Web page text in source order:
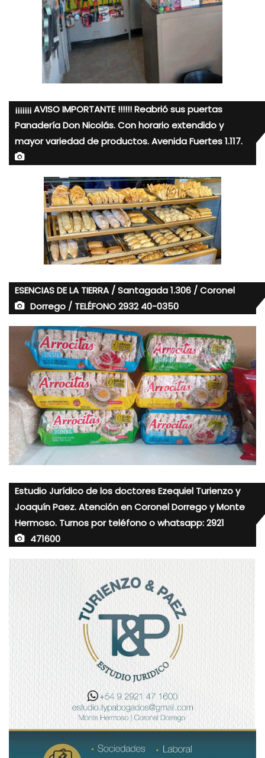
¡¡¡¡¡¡¡ AVISO IMPORTANTE !!!!!! Reabrió sus puertas
Panadería Don Nicolás. Con horario extendido y
mayor variedad de productos. Avenida Fuertes 1.117.
ESENCIAS DE LA TIERRA / Santagada 1.306 / Coronel
Dorrego / TELÉFONO 2932 40-0350
Estudio Jurídico de los doctores Ezequiel Turienzo y
Joaquín Paez. Atención en Coronel Dorrego y Monte
Hermoso. Turnos por teléfono o whatsapp: 2921
471600